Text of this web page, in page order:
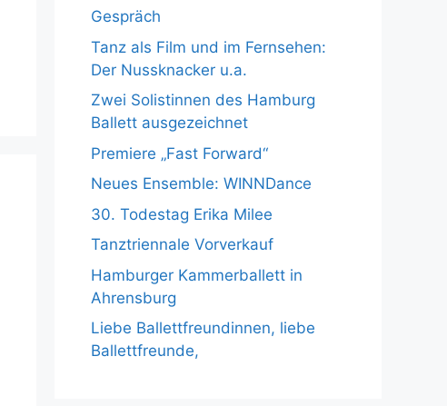
Gespräch
Tanz als Film und im Fernsehen:
Der Nussknacker u.a.
Zwei Solistinnen des Hamburg
Ballett ausgezeichnet
Premiere „Fast Forward“
Neues Ensemble: WINNDance
30. Todestag Erika Milee
Tanztriennale Vorverkauf
Hamburger Kammerballett in
Ahrensburg
Liebe Ballettfreundinnen, liebe
Ballettfreunde,